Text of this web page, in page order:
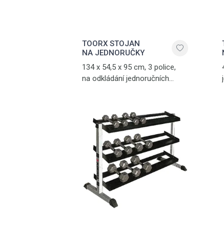
TOORX STOJAN
NA JEDNORUČKY
134 x 54,5 x 95 cm, 3 police,
na odkládání jednoručních